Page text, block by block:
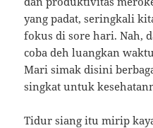
yang padat, seringkali
fokus di sore hari. Nah,
coba deh luangkan
Mari simak disini
singkat untuk
Tidur siang itu mirip